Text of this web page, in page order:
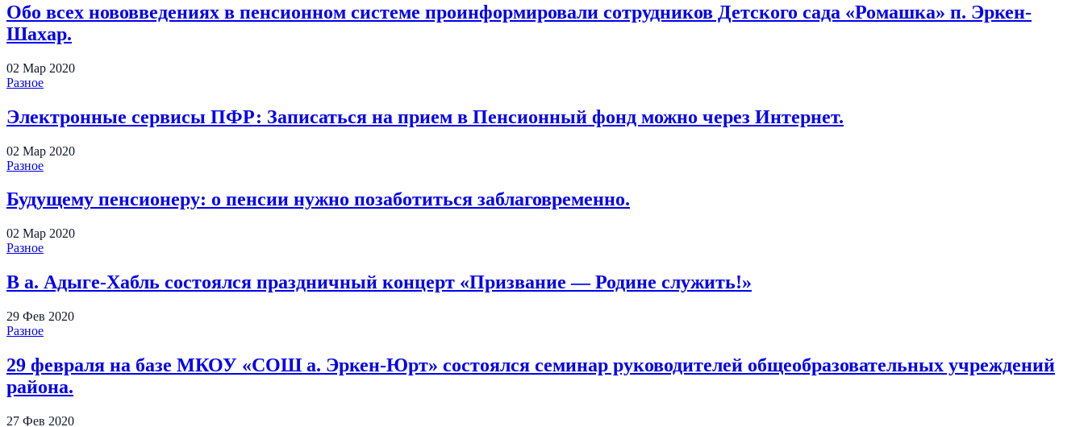
Обо всех нововведениях в пенсионном системе проинформировали сотрудников Детского сада «Ромашка» п. Эркен-
Шахар.
02 Мар 2020
Разное
Электронные сервисы ПФР: Записаться на прием в Пенсионный фонд можно через Интернет.
02 Мар 2020
Разное
Будущему пенсионеру: о пенсии нужно позаботиться заблаговременно.
02 Мар 2020
Разное
В а. Адыге-Хабль состоялся праздничный концерт «Призвание — Родине служить!»
29 Фев 2020
Разное
29 февраля на базе МКОУ «СОШ а. Эркен-Юрт» состоялся семинар руководителей общеобразовательных учреждений
района.
27 Фев 2020